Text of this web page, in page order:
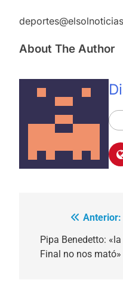
About The Author
Navegación
de
Anterior:
Pipa Benedetto: «la
Final no nos mató»